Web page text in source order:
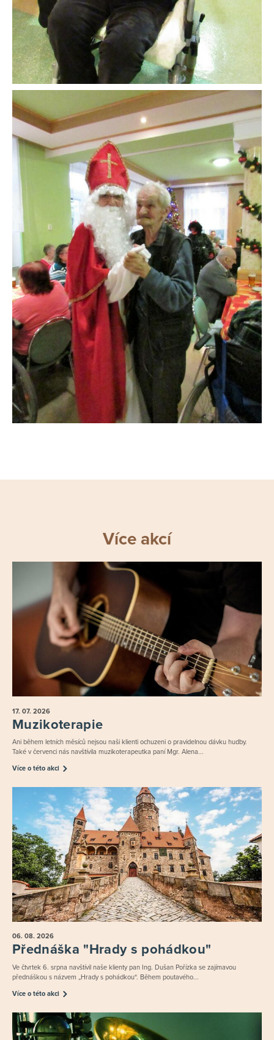
Více akcí
17. 07. 2026
Muzikoterapie
Ani během letních měsíců nejsou naši klienti ochuzeni o pravidelnou dávku hudby.
Také v červenci nás navštívila muzikoterapeutka paní Mgr. Alena...
Více o této akci
06. 08. 2026
Přednáška "Hrady s pohádkou"
Ve čtvrtek 6. srpna navštívil naše klienty pan Ing. Dušan Pořízka se zajímavou
přednáškou s názvem „Hrady s pohádkou“. Během poutavého...
Více o této akci